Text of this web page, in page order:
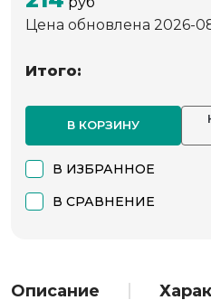
Цена обновлена 2026-
Итого:
В КОРЗИНУ
В ИЗБРАННОЕ
В СРАВНЕНИЕ
Описание